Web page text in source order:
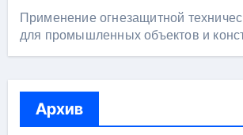
Применение огнезащитной
для промышленных объектов и
Архив